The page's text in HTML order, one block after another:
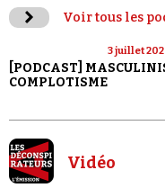
Voir tous les
3 juillet
[PODCAST]
COMPLOTISME
Vidéo